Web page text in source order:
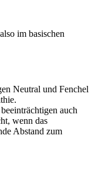
im basischen
Neutral und Fenchel
auch
wenn das
Abstand zum